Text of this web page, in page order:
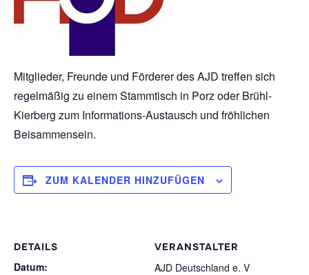
Mitglieder, Freunde und Förderer des AJD treffen sich
regelmäßig zu einem Stammtisch in Porz oder Brühl-
Kierberg zum Informations-Austausch und fröhlichen
Beisammensein.
ZUM KALENDER HINZUFÜGEN
DETAILS
Datum:
VERANSTALTER
AJD Deutschland e. V